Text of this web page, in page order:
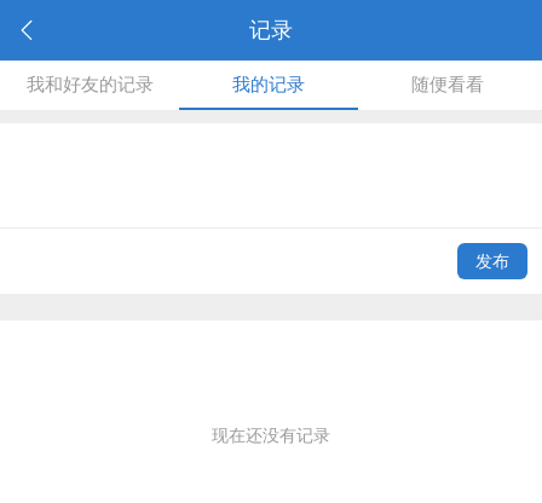
记录
我和好友的记录 我的记录 随便看看
发布
现在还没有记录